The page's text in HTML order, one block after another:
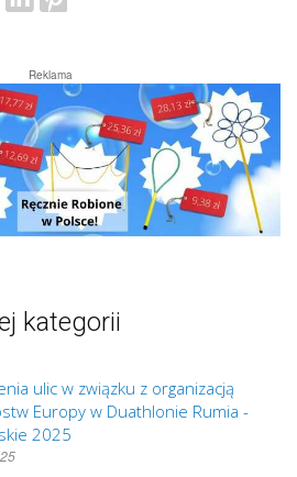
Reklama
kategorii
ulic w związku z organizacją
Europy w Duathlonie Rumia -
2025